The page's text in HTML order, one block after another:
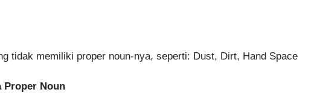
tidak memiliki proper noun-nya, seperti: Dust, Dirt, Hand Space
Proper Noun